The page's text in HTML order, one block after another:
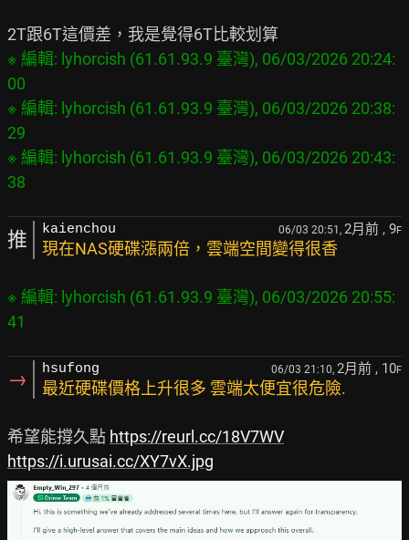
※ 編輯: lyhorcish (61.61.93.9 臺灣), 06/03/2026 20:24:
00
※ 編輯: lyhorcish (61.61.93.9 臺灣), 06/03/2026 20:38:
29
※ 編輯: lyhorcish (61.61.93.9 臺灣), 06/03/2026 20:43:
推 kaienchou 06/03 20:51, 2月前 , 9F
現在NAS硬碟漲兩倍，雲端空間變得很香
※ 編輯: lyhorcish (61.61.93.9 臺灣), 06/03/2026 20:55:
→ hsufong 06/03 21:10, 2月前 , 10F
最近硬碟價格上升很多 雲端太便宜很危險.
希望能撐久點 https://reurl.cc/18V7WV
https://i.urusai.cc/XY7vX.jpg